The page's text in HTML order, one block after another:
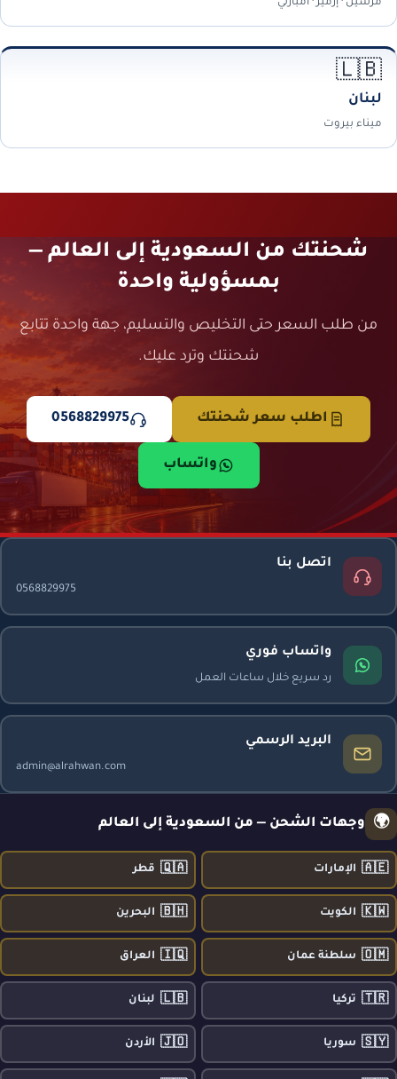
🇱🇧
لبنان
ميناء بيروت
شحنتك من السعودية إلى العالم —
بمسؤولية واحدة
من طلب السعر حتى التخليص والتسليم، جهة واحدة تتابع
شحنتك وترد عليك.
اطلب سعر شحنتك 0568829975
واتساب
اتصل بنا
0568829975
واتساب فوري
رد سريع خلال ساعات العمل
البريد الرسمي
admin@alrahwan.com
🌍 وجهات الشحن — من السعودية إلى العالم
🇦🇪 الإمارات 🇶🇦 قطر
🇰🇼 الكويت 🇧🇭 البحرين
🇴🇲 سلطنة عمان 🇮🇶 العراق
🇹🇷 تركيا 🇱🇧 لبنان
🇸🇾 سوريا 🇯🇴 الأردن